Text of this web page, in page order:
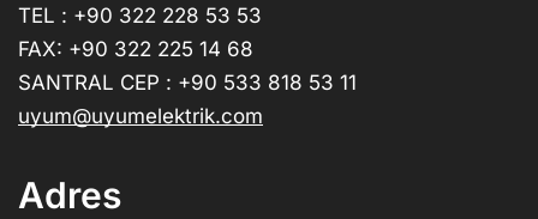
TEL : +90 322 228 53 53
FAX: +90 322 225 14 68
SANTRAL CEP : +90 533 818 53 11
uyum@uyumelektrik.com
Adres